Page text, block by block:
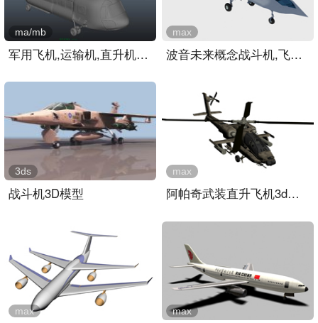
军用飞机,运输机,直升机,m..
ma/mb
波音未来概念战斗机,飞机3..
max
战斗机3D模型
3ds
阿帕奇武装直升飞机3d模型..
max
max max